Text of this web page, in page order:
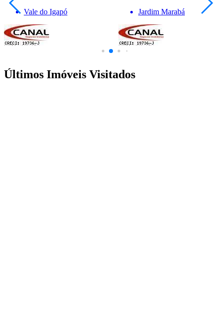
Jardim Marabá
Vale do Igapó
Últimos Imóveis Visitados